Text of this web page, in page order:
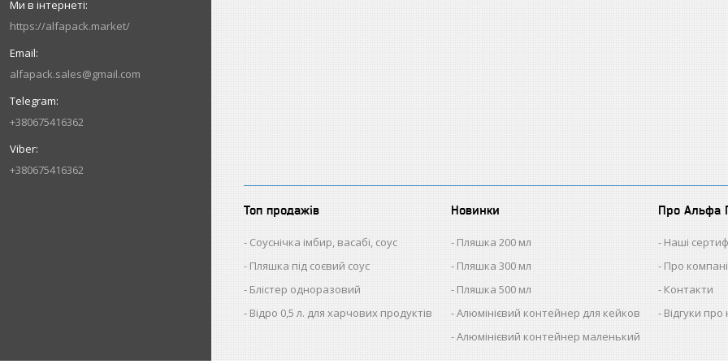
https://alfapack.market/
alfapack.sales@gmail.com
+380675416362
+380675416362
Топ продажів
Соуснічка імбир, васабі, соус
Пляшка під соєвий соус
Блістер одноразовий
Відро 0,5 л. для харчових продуктів
Новинки
Пляшка 200 мл
Пляшка 300 мл
Пляшка 500 мл
Алюмінієвий контейнер для кейков
Алюмінієвий контейнер маленький
Про Альфа
Наші
Про
Контакти
Відгуки про